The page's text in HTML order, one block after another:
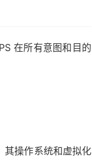
在所有意图和目的
其操作系统和虚拟化